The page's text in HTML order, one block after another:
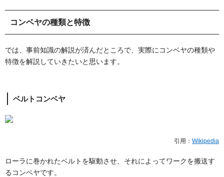
コンベヤの種類と特徴
では、事前知識の解説が済んだところで、実際にコンベヤの種類や
特徴を解説していきたいと思います。
ベルトコンベヤ
引用： Wikipedia
ローラに巻かれたベルトを駆動させ、それによってワークを搬送す
るコンベヤです。